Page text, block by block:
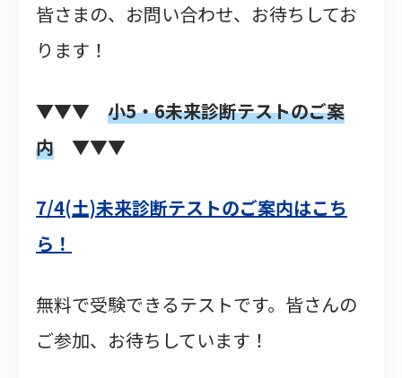
皆さまの、お問い合わせ、お待ちしてお
ります！
▼▼▼ 小5・6未来診断テストのご案
内
▼▼▼
7/4(土)未来診断テストのご案内はこち
ら！
無料で受験できるテストです。皆さんの
ご参加、お待ちしています！